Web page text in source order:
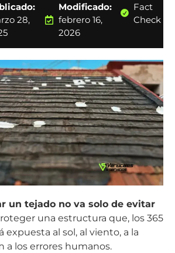
28,
Modificado:
febrero 16,
2026
Fact
Check
un tejado no va solo de evitar
una estructura que, los 365
expuesta al sol, al viento, a la
a los errores humanos.